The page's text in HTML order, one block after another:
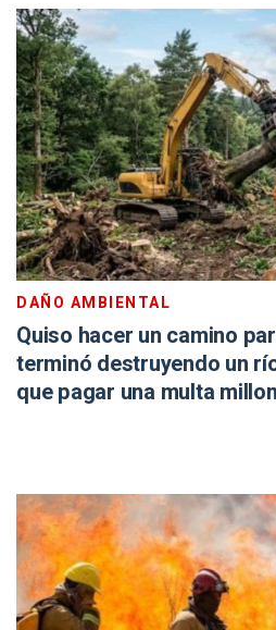
DAÑO AMBIENTAL
Quiso hacer un camino
terminó destruyendo un
que pagar una multa